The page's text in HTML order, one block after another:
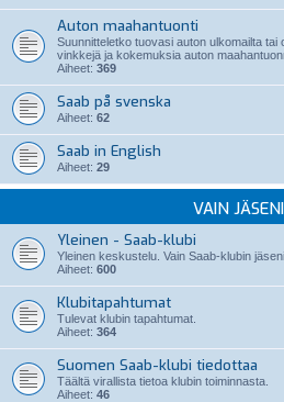
Auton maahantuonti
Suunnitteletko tuovasi auton ulkomailta
vinkkejä ja kokemuksia auton
Aiheet: 369
Saab på svenska
Aiheet: 62
Saab in English
Aiheet: 29
VAIN
Yleinen - Saab-klubi
Yleinen keskustelu. Vain Saab-klubin
Aiheet: 600
Klubitapahtumat
Tulevat klubin tapahtumat.
Aiheet: 364
Suomen Saab-klubi tiedottaa
Täältä virallista tietoa klubin toiminnasta.
Aiheet: 46